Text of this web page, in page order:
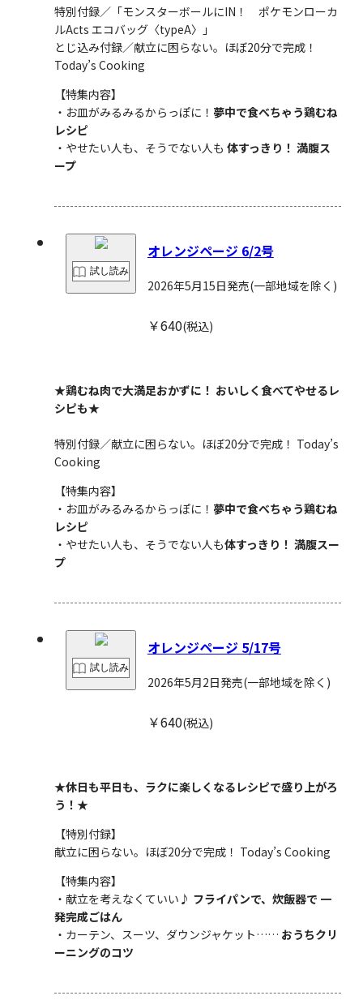
特別付録／「モンスターボールにIN！ ポケモンローカ
ルActs エコバッグ〈typeA〉」
とじ込み付録／献立に困らない。ほぼ20分で完成！
Today’s Cooking
【特集内容】
・お皿がみるみるからっぽに！ 夢中で食べちゃう鶏むね
レシピ
・やせたい人も、そうでない人も体すっきり！ 満腹ス
ープ
試し読み
オレンジページ 6/2号
2026年5月15日発売(一部地域を除く)
￥640(税込)
★鶏むね肉で大満足おかずに！ おいしく食べてやせるレ
シピも★
特別付録／献立に困らない。ほぼ20分で完成！ Today’s
Cooking
【特集内容】
・お皿がみるみるからっぽに！ 夢中で食べちゃう鶏むね
レシピ
・やせたい人も、そうでない人も体すっきり！ 満腹スー
プ
試し読み
オレンジページ 5/17号
2026年5月2日発売(一部地域を除く)
￥640(税込)
★休日も平日も、ラクに楽しくなるレシピで盛り上がろ
う！★
【特別付録】
献立に困らない。ほぼ20分で完成！ Today’s Cooking
【特集内容】
・献立を考えなくていい♪ フライパンで、炊飯器で 一
発完成ごはん
・カーテン、スーツ、ダウンジャケット…… おうちクリ
ーニングのコツ